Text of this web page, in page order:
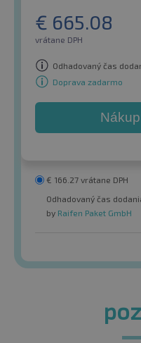
€ 665.08
vrátane DPH
Odhadovaný čas
Doprava zadarmo
€ 166.27 vrátane DPH
Odhadovaný čas
by Raifen Paket GmbH